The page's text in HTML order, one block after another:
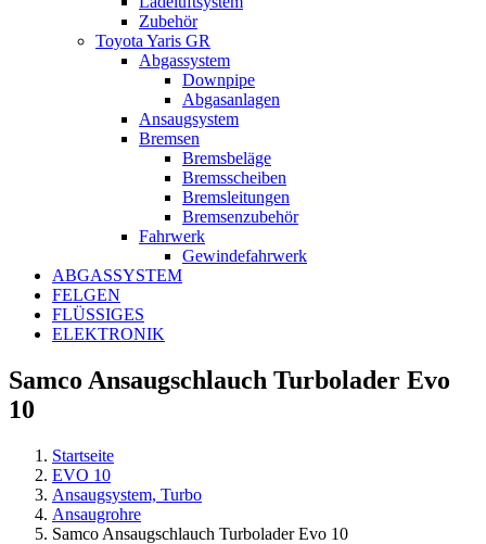
Zubehör
Toyota Yaris GR
Abgassystem
Downpipe
Abgasanlagen
Ansaugsystem
Bremsen
Bremsbeläge
Bremsscheiben
Bremsleitungen
Bremsenzubehör
Fahrwerk
Gewindefahrwerk
ABGASSYSTEM
FELGEN
FLÜSSIGES
ELEKTRONIK
Samco Ansaugschlauch Turbolader Evo
10
Startseite
EVO 10
Ansaugsystem, Turbo
Ansaugrohre
Samco Ansaugschlauch Turbolader Evo 10